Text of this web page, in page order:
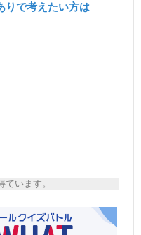
りで考えたい方は
います。